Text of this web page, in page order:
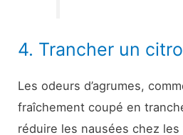
4. Trancher un
Les odeurs d’agrumes,
fraîchement coupé en
réduire les nausées chez